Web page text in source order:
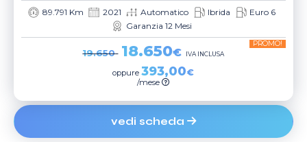
89.791 Km 2021 Automatico Ibrida
Euro 6
Garanzia 12 Mesi
19.650 18.650€
PROMO!
IVA INCLUSA
oppure393,00€
/mese
vedi scheda